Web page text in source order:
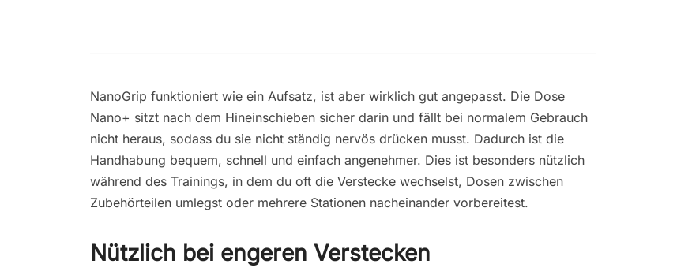
NanoGrip funktioniert wie ein Aufsatz, ist aber wirklich gut angepasst. Die Dose
Nano+ sitzt nach dem Hineinschieben sicher darin und fällt bei normalem Gebrauch
nicht heraus, sodass du sie nicht ständig nervös drücken musst. Dadurch ist die
Handhabung bequem, schnell und einfach angenehmer. Dies ist besonders nützlich
während des Trainings, in dem du oft die Verstecke wechselst, Dosen zwischen
Zubehörteilen umlegst oder mehrere Stationen nacheinander vorbereitest.
Nützlich bei engeren Verstecken